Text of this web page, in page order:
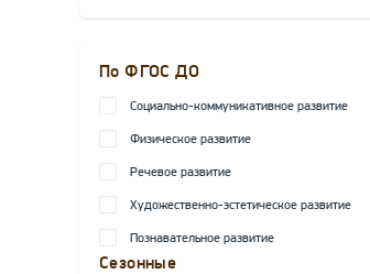
По ФГОС ДО
Социально-коммуникативное развитие
Физическое развитие
Речевое развитие
Художественно-эстетическое развитие
Познавательное развитие
Сезонные